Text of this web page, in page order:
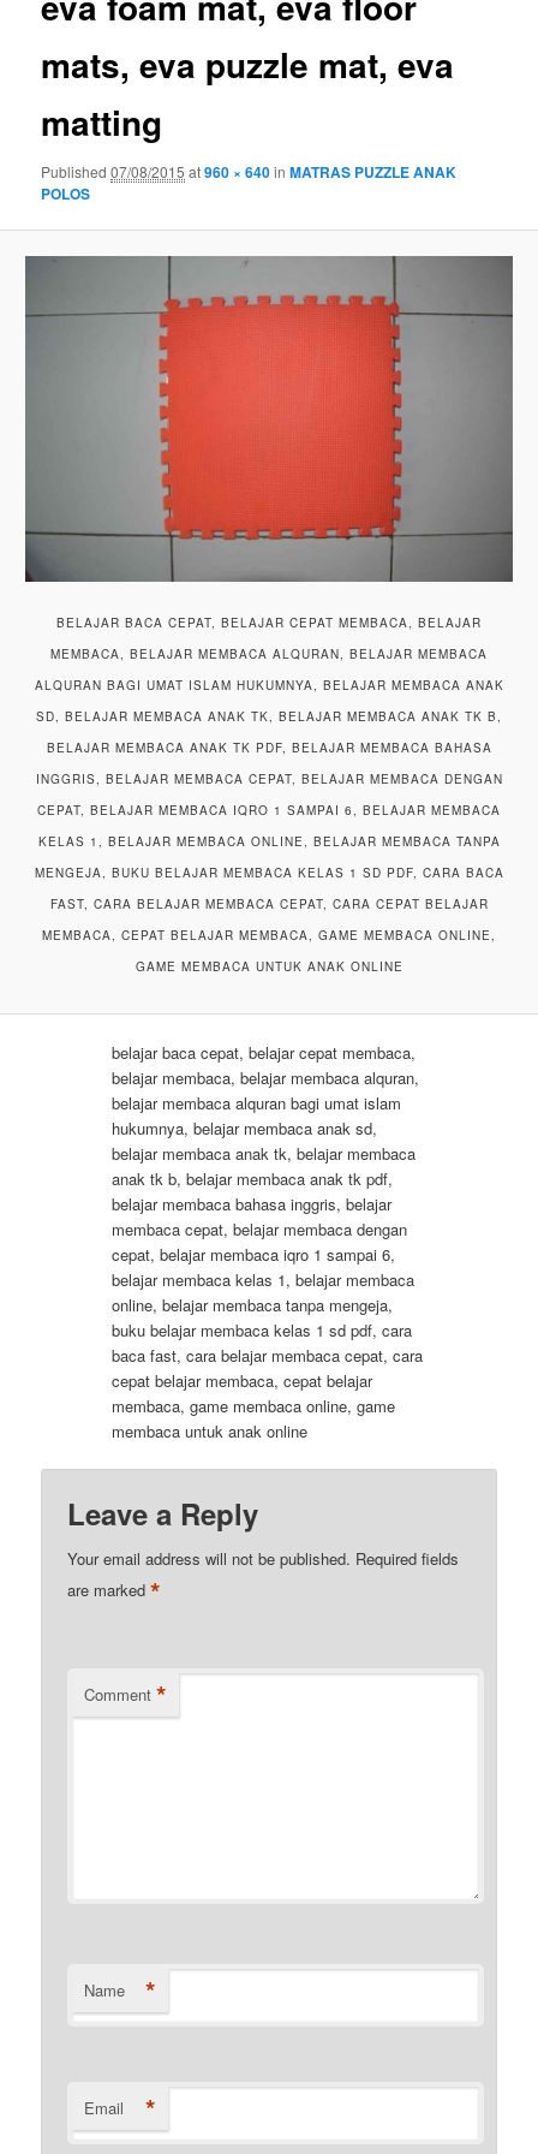
mats, eva puzzle mat, eva
matting
Published07/08/2015 at960 × 640inMATRAS PUZZLE ANAK
POLOS
BELAJAR BACA CEPAT, BELAJAR CEPAT MEMBACA, BELAJAR
MEMBACA, BELAJAR MEMBACA ALQURAN, BELAJAR MEMBACA
ALQURAN BAGI UMAT ISLAM HUKUMNYA, BELAJAR MEMBACA ANAK
SD, BELAJAR MEMBACA ANAK TK, BELAJAR MEMBACA ANAK TK B,
BELAJAR MEMBACA ANAK TK PDF, BELAJAR MEMBACA BAHASA
INGGRIS, BELAJAR MEMBACA CEPAT, BELAJAR MEMBACA DENGAN
CEPAT, BELAJAR MEMBACA IQRO 1 SAMPAI 6, BELAJAR MEMBACA
KELAS 1, BELAJAR MEMBACA ONLINE, BELAJAR MEMBACA TANPA
MENGEJA, BUKU BELAJAR MEMBACA KELAS 1 SD PDF, CARA BACA
FAST, CARA BELAJAR MEMBACA CEPAT, CARA CEPAT BELAJAR
MEMBACA, CEPAT BELAJAR MEMBACA, GAME MEMBACA ONLINE,
GAME MEMBACA UNTUK ANAK ONLINE
belajar baca cepat, belajar cepat membaca,
belajar membaca, belajar membaca alquran,
belajar membaca alquran bagi umat islam
hukumnya, belajar membaca anak sd,
belajar membaca anak tk, belajar membaca
anak tk b, belajar membaca anak tk pdf,
belajar membaca bahasa inggris, belajar
membaca cepat, belajar membaca dengan
cepat, belajar membaca iqro 1 sampai 6,
belajar membaca kelas 1, belajar membaca
online, belajar membaca tanpa mengeja,
buku belajar membaca kelas 1 sd pdf, cara
baca fast, cara belajar membaca cepat, cara
cepat belajar membaca, cepat belajar
membaca, game membaca online, game
membaca untuk anak online
Leave a Reply
Your email address will not be published. Required fields
are marked*
Comment *
Name *
Email *